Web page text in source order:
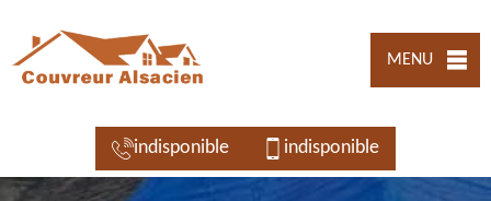
MENU
indisponible indisponible